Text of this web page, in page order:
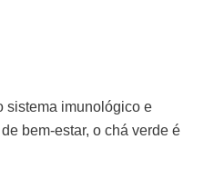
sistema imunológico e
bem-estar, o chá verde é